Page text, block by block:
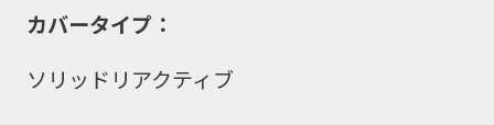
カバータイプ：
ソリッドリアクティブ